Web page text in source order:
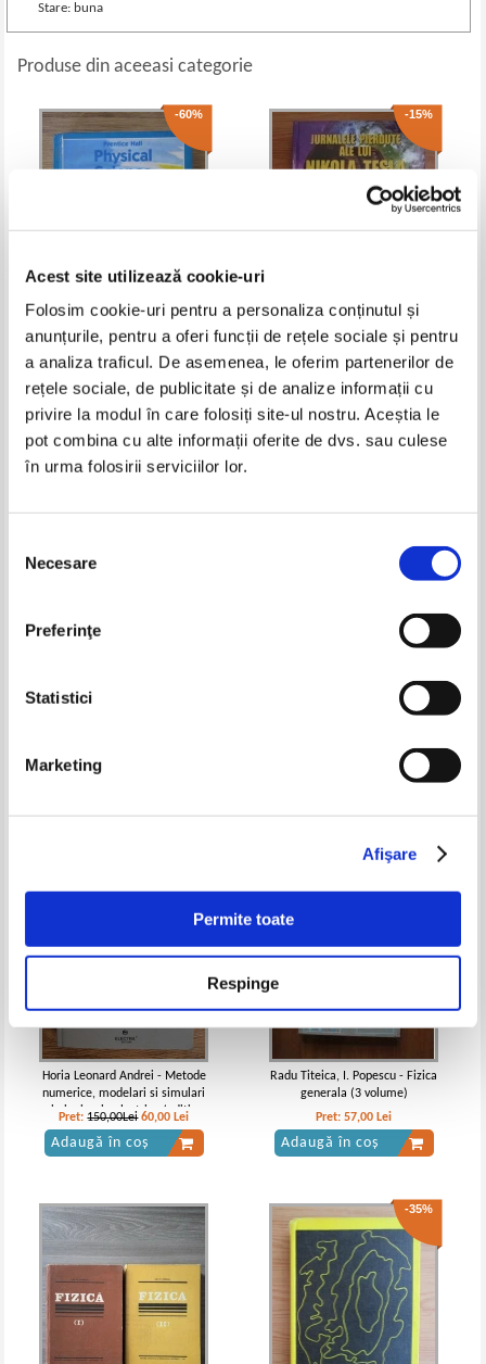
Acest site utilizează cookie-uri
Folosim cookie-uri pentru a personaliza conținutul și
anunțurile, pentru a oferi funcții de rețele sociale și pentru
a analiza traficul. De asemenea, le oferim partenerilor de
rețele sociale, de publicitate și de analize informații cu
privire la modul în care folosiți site-ul nostru. Aceștia le
pot combina cu alte informații oferite de dvs. sau culese
în urma folosirii serviciilor lor.
consimțământului
Necesare
Preferinţe
Statistici
Marketing
Afişare
Permite toate
Respinge
Stare: buna
Produse din aceeasi categorie
-60%
Physical science
Pret:140,00Lei 56,00 Lei
Adaugă în coș
-15%
Tim R. Swartz - Jurnalele
pierdute ale lui Nikola Tesla
Pret:90,00Lei 76,50 Lei
Adaugă în coș
Adaugă în coș
Lewis Carroll Epstein - Ganditi
Horia Leonard Andrei - Metode
numerice, modelari si simulari
in ingineria electrica (editie
bilingva)
Pret:150,00Lei 60,00 Lei
Adaugă în coș
Radu Titeica, I. Popescu - Fizica
generala (3 volume)
Pret:57,00 Lei
Adaugă în coș
-35%